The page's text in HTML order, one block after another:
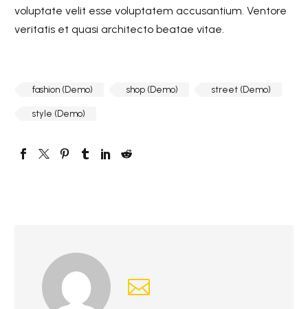
voluptate velit esse voluptatem accusantium. Ventore
veritatis et quasi architecto beatae vitae.
fashion (Demo) shop (Demo) street (Demo)
style (Demo)